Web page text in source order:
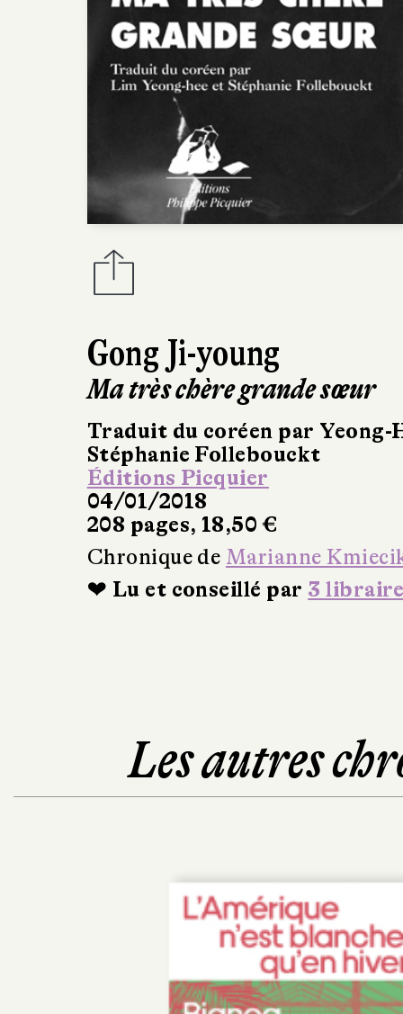
Gong Ji-young
Ma très chère grande sœur
Traduit du coréen par Yeong-
Stéphanie Follebouckt
Éditions Picquier
04/01/2018
208 pages, 18,50 €
Chronique de Marianne
❤ Lu et conseillé par 3
Les autres